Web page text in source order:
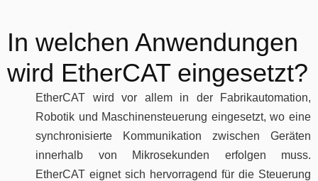
In welchen Anwendungen
wird EtherCAT eingesetzt?
EtherCAT wird vor allem in der Fabrikautomation,
Robotik und Maschinensteuerung eingesetzt, wo eine
synchronisierte Kommunikation zwischen Geräten
innerhalb von Mikrosekunden erfolgen muss.
EtherCAT eignet sich hervorragend für die Steuerung